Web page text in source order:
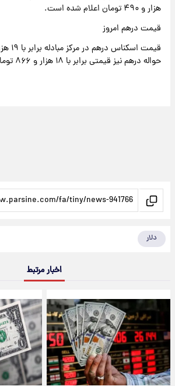
هزار و ۴۹۰ تومان اعلام شده است.
قیمت درهم امروز
حواله درهم نیز قیمتی برابر با ۱۸ هزار و ۸۶۶ تومان دارد.
دلار
اخبار مرتبط